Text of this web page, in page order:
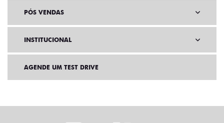
PÓS VENDAS
INSTITUCIONAL
AGENDE UM TEST DRIVE